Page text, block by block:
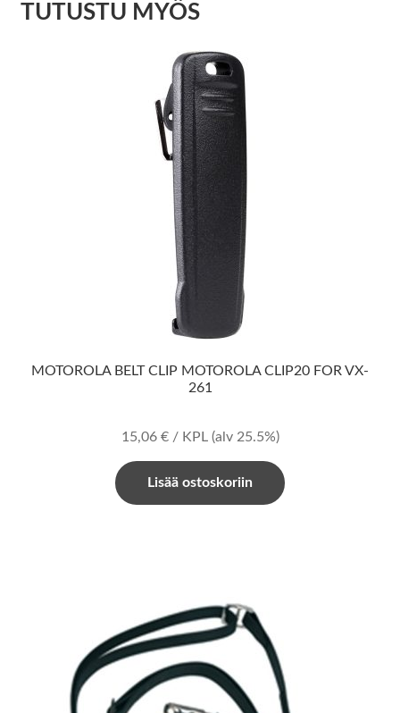
TUTUSTU MYÖS
MOTOROLA BELT CLIP MOTOROLA CLIP20 FOR VX-
261
15,06 €/ KPL (alv 25.5%)
Lisää ostoskoriin